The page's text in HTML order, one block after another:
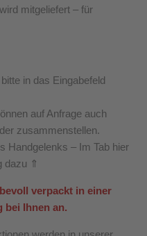
mitgeliefert – für
in das Eingabefeld
auf Anfrage auch
zusammenstellen.
Handgelenks – Im Tab hier
dazu ⇑
verpackt in einer
bei Ihnen an.